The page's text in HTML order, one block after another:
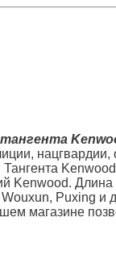
тангента
нацгвардии,
Kenwood. Длина
Puxing и
магазине